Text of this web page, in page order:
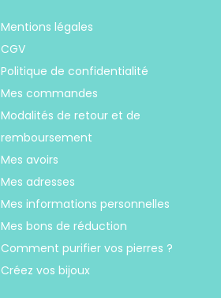
Mentions légales
CGV
Politique de confidentialité
Mes commandes
Modalités de retour et de
remboursement
Mes avoirs
Mes adresses
Mes informations personnelles
Mes bons de réduction
Comment purifier vos pierres ?
Créez vos bijoux